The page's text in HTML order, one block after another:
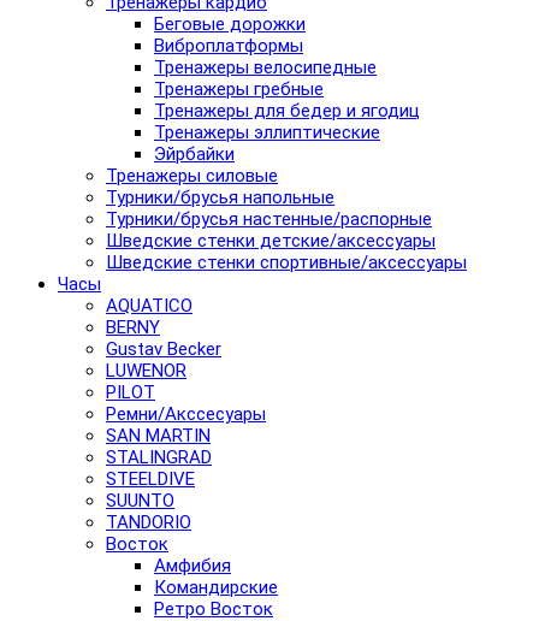
Беговые дорожки
Виброплатформы
Тренажеры велосипедные
Тренажеры гребные
Тренажеры для бедер и ягодиц
Тренажеры эллиптические
Эйрбайки
Тренажеры силовые
Турники/брусья напольные
Турники/брусья настенные/распорные
Шведские стенки детские/аксессуары
Шведские стенки спортивные/аксессуары
Часы
AQUATICO
BERNY
Gustav Becker
LUWENOR
PILOT
Pемни/Акссесуары
SAN MARTIN
STALINGRAD
STEELDIVE
SUUNTO
TANDORIO
Восток
Амфибия
Командирские
Ретро Восток